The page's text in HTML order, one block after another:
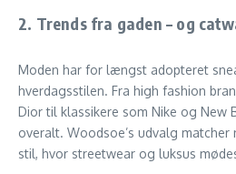
2. Trends fra gaden – og
Moden har for længst adopteret
hverdagsstilen. Fra high fashion
Dior til klassikere som Nike og New
overalt. Woodsoe’s udvalg
stil, hvor streetwear og luksus